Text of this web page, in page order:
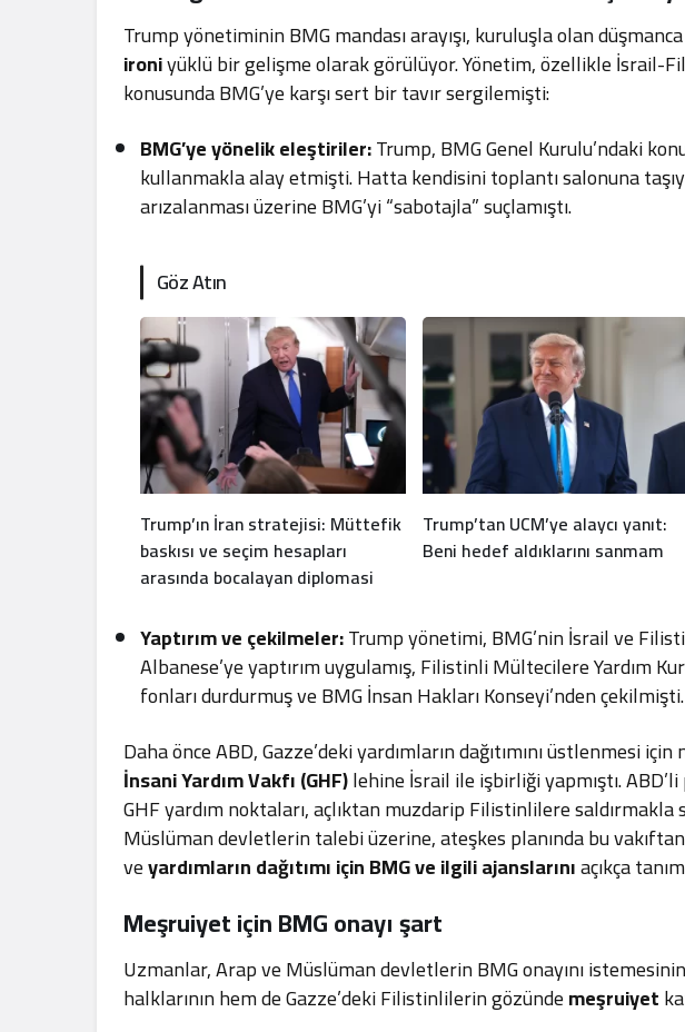
Trump yönetiminin BMG mandası arayışı, kuruluşla olan
ironiyüklü bir gelişme olarak görülüyor. Yönetim, özellikle İsrail-
konusunda BMG’ye karşı sert bir tavır sergilemişti:
BMG’ye yönelik eleştiriler:Trump, BMG Genel Kurulu’ndaki
kullanmakla alay etmişti. Hatta kendisini toplantı salonuna
arızalanması üzerine BMG’yi “sabotajla” suçlamıştı.
Göz Atın
Trump’ın İran stratejisi: Müttefik
baskısı ve seçim hesapları
arasında bocalayan diplomasi
Trump’tan UCM’ye alaycı yanıt:
Beni hedef aldıklarını sanmam
Yaptırım ve çekilmeler:Trump yönetimi, BMG’nin İsrail ve
Albanese’ye yaptırım uygulamış, Filistinli Mültecilere Yardım
fonları durdurmuş ve BMG İnsan Hakları Konseyi’nden çekilmişti.
Daha önce ABD, Gazze’deki yardımların dağıtımını üstlenmesi
İnsani Yardım Vakfı (GHF)lehine İsrail ile işbirliği yapmıştı.
GHF yardım noktaları, açlıktan muzdarip Filistinlilere saldırmakla
Müslüman devletlerin talebi üzerine, ateşkes planında bu
veyardımların dağıtımı için BMG ve ilgili ajanslarınıaçıkça
Meşruiyet için BMG onayı şart
Uzmanlar, Arap ve Müslüman devletlerin BMG onayını
halklarının hem de Gazze’deki Filistinlilerin gözündemeşruiyet